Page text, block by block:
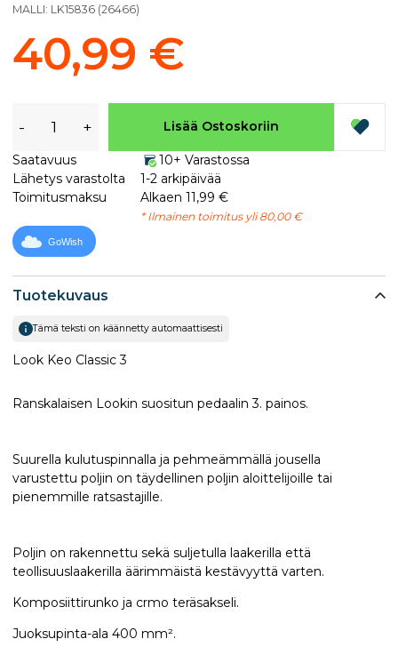
Tuotekuvaus
Tämä teksti on käännetty automaattisesti
Look Keo Classic 3
Ranskalaisen Lookin suositun pedaalin 3. painos.
Suurella kulutuspinnalla ja pehmeämmällä jousella
varustettu poljin on täydellinen poljin aloittelijoille tai
pienemmille ratsastajille.
Poljin on rakennettu sekä suljetulla laakerilla että
teollisuuslaakerilla äärimmäistä kestävyyttä varten.
Komposiittirunko ja crmo teräsakseli.
Juoksupinta-ala 400 mm².
MALLI: LK15836 (26466)
40,99 €
- + Lisää Ostoskoriin
Saatavuus
10+ Varastossa
Lähetys varastolta
1-2 arkipäivää
Toimitusmaksu
Alkaen 11,99 €
* Ilmainen toimitus yli 80,00 €
GoWish